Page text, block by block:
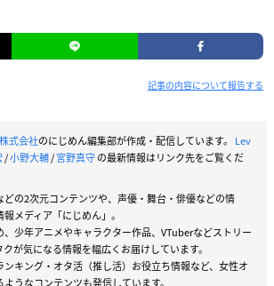
記事の内容について報告する
式会社のにじめん編集部が作成・配信しています。 Lev
/小野大輔/宮野真守の最新情報はリンク先をご覧くだ
どの2次元コンテンツや、声優・舞台・俳優などの情
メディア「にじめん」。
少年アニメやキャラクター作品、VTuberなどストリー
が気になる情報を幅広くお届けしています。
キング・オタ活（推し活）お役立ち情報など、女性オ
うなコンテンツも発信しています。